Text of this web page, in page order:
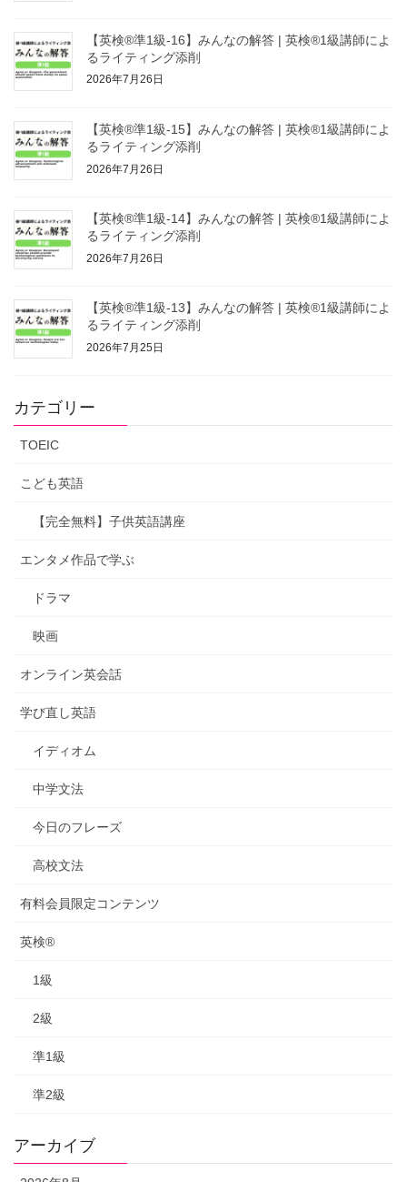
【英検®準1級-16】みんなの解答 | 英検®1級講師によ
るライティング添削
2026年7月26日
【英検®準1級-15】みんなの解答 | 英検®1級講師によ
るライティング添削
2026年7月26日
【英検®準1級-14】みんなの解答 | 英検®1級講師によ
るライティング添削
2026年7月26日
【英検®準1級-13】みんなの解答 | 英検®1級講師によ
るライティング添削
2026年7月25日
カテゴリー
TOEIC
こども英語
【完全無料】子供英語講座
エンタメ作品で学ぶ
ドラマ
映画
オンライン英会話
学び直し英語
イディオム
中学文法
今日のフレーズ
高校文法
有料会員限定コンテンツ
英検®
1級
2級
準1級
準2級
アーカイブ